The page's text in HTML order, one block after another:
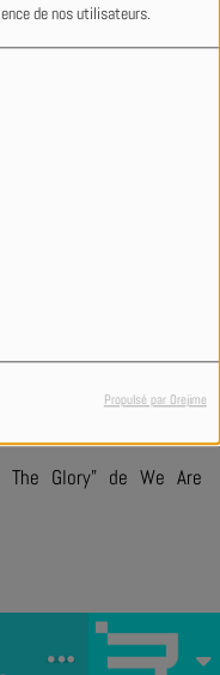
de nos utilisateurs.
Propulsé par Orejime
TWEETER
The Glory" de We Are